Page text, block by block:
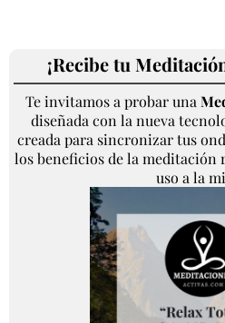
¡Recibe tu
Te invitamos a probar una
diseñada con la nueva
creada para sincronizar tus
los beneficios de la meditación
uso a la